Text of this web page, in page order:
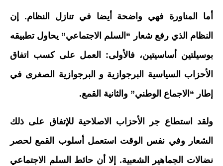
أما المناورة فهي واضحة أيضا في تنازل النظام. إن
النظام الذي رفع شعار “السلم الاجتماعي” يحاول تطبيقه
بوسيلتين أساسيتين، فالأولى: العمل على كسب اتفاق
الأحزاب السياسية البرجوازية و البرجوازية الصغرى في
إطار “الاجماع الوطني” والثانية القمع.
ولقد استطاع جر الأحزاب الاصلاحية للإتفاق على ذلك
الشعار وفي نفس الوقت استعمل أسلوب القمع لحصر
نضالات الجماهير الشعبية. إلا أن حائط السلم الاجتماعي